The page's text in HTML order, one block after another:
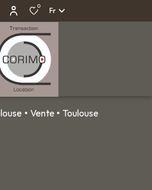
0
Fr
Vente
Toulouse